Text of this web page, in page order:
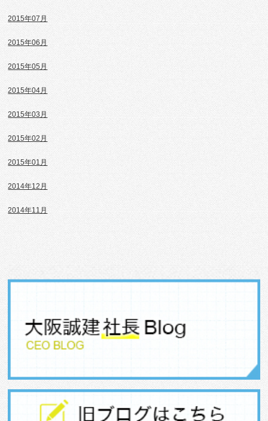
2015年07月
2015年06月
2015年05月
2015年04月
2015年03月
2015年02月
2015年01月
2014年12月
2014年11月